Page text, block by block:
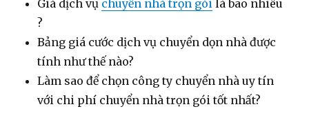
Giá dịch vụ chuyển nhà trọn gói là bao nhiêu
?
Bảng giá cước dịch vụ chuyển dọn nhà được
tính như thế nào?
Làm sao để chọn công ty chuyển nhà uy tín
với chi phí chuyển nhà trọn gói tốt nhất?